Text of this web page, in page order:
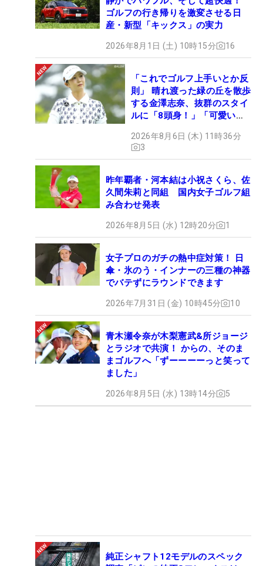
ゴルフの行き帰りを激変させる日
産・新型「キックス」の実力
2026年8月1日 (土) 10時15分 16
「これでゴルフ上手いとか反
則」 晴れ渡った緑の丘を散歩
する金澤志奈、抜群のスタイ
ルに「8頭身！」「可愛いに
2026年8月6日 (木) 11時36分
3
昨年覇者・河本結は小祝さくら、佐
久間朱莉と同組 国内女子ゴルフ組
み合わせ発表
2026年8月5日 (水) 12時20分 1
女子プロのガチの熱中症対策！ 日
傘・氷のう・インナーの三種の神器
でバテずにラウンドできます
2026年7月31日 (金) 10時45分 10
青木瀬令奈が木梨憲武&所ジョージ
とラジオで共演！ からの、そのま
まゴルフへ「ずーーーーっと笑って
ました」
2026年8月5日 (水) 13時14分 5
純正シャフト12モデルのスペック